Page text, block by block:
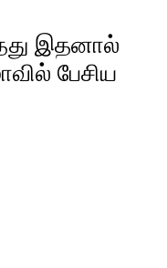
இதனால்
பேசிய